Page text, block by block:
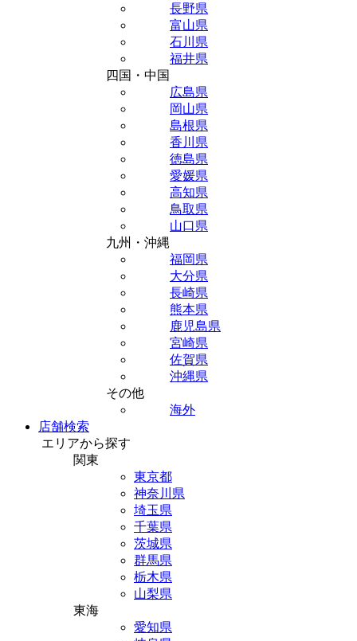
長野県
富山県
石川県
福井県
四国・中国
広島県
岡山県
島根県
香川県
徳島県
愛媛県
高知県
鳥取県
山口県
九州・沖縄
福岡県
大分県
長崎県
熊本県
鹿児島県
宮崎県
佐賀県
沖縄県
その他
海外
店舗検索
エリアから探す
関東
東京都
神奈川県
埼玉県
千葉県
茨城県
群馬県
栃木県
山梨県
東海
愛知県